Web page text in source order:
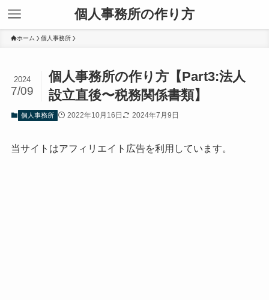
個人事務所の作り方
ホーム 個人事務所
個人事務所の作り方【Part3:法人
設立直後〜税務関係書類】
2024
7/09
個人事務所 2022年10月16日 2024年7月9日
当サイトはアフィリエイト広告を利用しています。